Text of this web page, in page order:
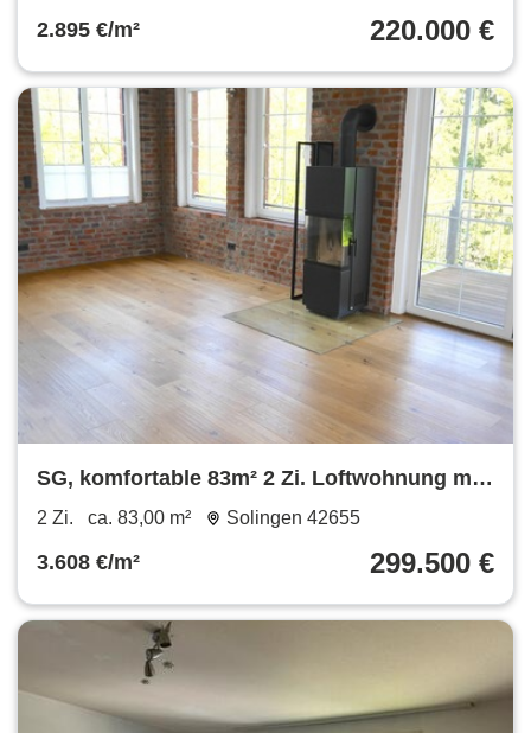
2.895 €/m² 220.000 €
SG, komfortable 83m² 2 Zi. Loftwohnung mit
Unikat-Charakter, Balkon, Stellplatz, EBK
2 Zi. ca. 83,00 m² Solingen 42655
3.608 €/m² 299.500 €